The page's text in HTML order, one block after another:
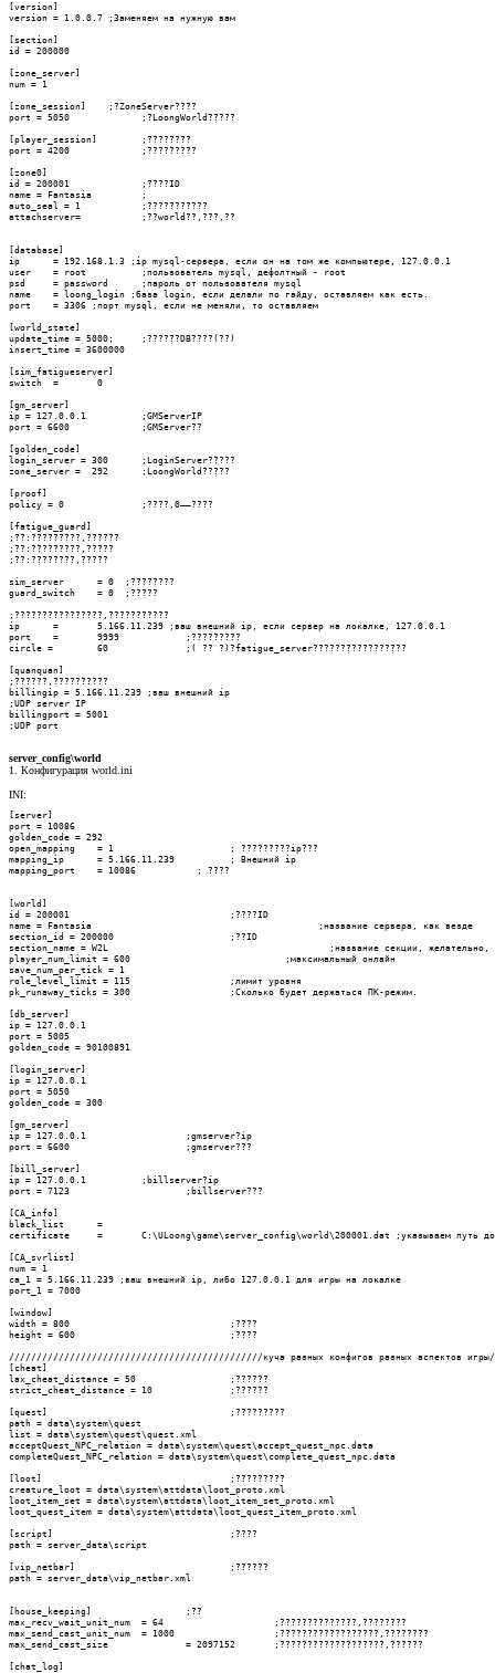
[version]
version = 1.0.0.7 ;Заменяем на нужную вам
[section]
id = 200000
[zone_server]
num = 1
[zone_session]	  ;?ZoneServer????
port = 5050		;?LoongWorld?????
[player_session]	;????????
port = 4200		;?????????
[zone0]
id = 200001		;????ID
name = Fantasia		;
auto_seal = 1		;???????????
attachserver=		;??world??,???,??
[database]
ip	= 192.168.1.3 ;ip mysql-сервера, если он на том же компьютере, 127.0.0.1
user	= root		;пользователь mysql, дефолтный - root
psd	= password	;пароль от пользователя mysql
name	= loong_login ;база login, если делали по гайду, оставляем как есть.
port	= 3306 ;порт mysql, если не меняли, то оставляем
[world_state]
update_time = 5000;	;??????DB????(??)
insert_time = 3600000
[sim_fatigueserver]
switch	=	0
[gm_server]
ip = 127.0.0.1		;GMServerIP
port = 6600		;GMServer??
[golden_code]
login_server = 300	;LoginServer?????
zone_server =  292	;LoongWorld?????
[proof]
policy = 0		;????,0——????
[fatigue_guard]
;??:?????????,??????
;??:?????????,?????
;??:????????,?????
sim_server	= 0  ;????????
guard_switch	= 0  ;?????
;????????????????,???????????
ip	=	5.166.11.239 ;ваш внешний ip, если сервер на локалке, 127.0.0.1
port	=	9999		;?????????
circle =	60		;( ?? ?)?fatigue_server?????????????????
[quanquan]
;??????,??????????
billingip = 5.166.11.239 ;ваш внешний ip
;UDP server IP
billingport = 5001
;UDP port
server_config\world
1. Конфигурация world.ini
INI:
[server]
port = 10086
golden_code = 292
open_mapping	= 1			; ?????????ip???
mapping_ip	= 5.166.11.239		; Внешний ip
mapping_port	= 10086		  ; ????
[world]
id = 200001				;????ID
name = Fantasia						;название сервера, как везде
section_id = 200000			;??ID
section_name = W2L					  ;название секции, желательно, короткое
player_num_limit = 600				  ;максимальный онлайн
save_num_per_tick = 1
role_level_limit = 115			;лимит уровня
pk_runaway_ticks = 300			;Сколько будет держаться ПК-режим.
[db_server]
ip = 127.0.0.1
port = 5005
golden_code = 90100891
[login_server]
ip = 127.0.0.1
port = 5050
golden_code = 300
[gm_server]
ip = 127.0.0.1			;gmserver?ip
port = 6600			;gmserver???
[bill_server]
ip = 127.0.0.1		;billserver?ip
port = 7123			;billserver???
[CA_info]
black_list	=
certificate	=	C:\ULoong\game\server_config\world\200001.dat ;указываем путь до файла 200001.dat, лежащего в этой же папке
[CA_svrlist]
num = 1
ca_1 = 5.166.11.239 ;ваш внешний ip, либо 127.0.0.1 для игры на локалке
port_1 = 7000
[window]
width = 800				;????
height = 600				;????
//////////////////////////////////////////////куча разных конфигов разных аспектов
[cheat]
lax_cheat_distance = 50			;??????
strict_cheat_distance = 10		;??????
[quest]					;?????????
path = data\system\quest
list = data\system\quest\quest.xml
acceptQuest_NPC_relation = data\system\quest\accept_quest_npc.data
completeQuest_NPC_relation = data\system\quest\complete_quest_npc.data
[loot]					;?????????
creature_loot = data\system\attdata\loot_proto.xml
loot_item_set = data\system\attdata\loot_item_set_proto.xml
loot_quest_item = data\system\attdata\loot_quest_item_proto.xml
[script]				;????
path = server_data\script
[vip_netbar]				;??????
path = server_data\vip_netbar.xml
[house_keeping]			;??
max_recv_wait_unit_num	= 64			;??????????????,????????
max_send_cast_unit_num	= 1000			;??????????????????,????????
max_send_cast_size		= 2097152	;???????????????????,??????
[chat_log]